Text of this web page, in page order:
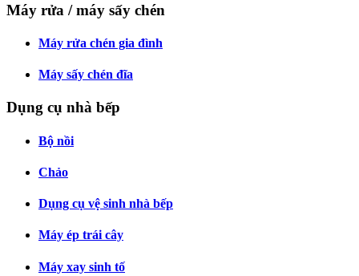
Máy rửa / máy sấy chén
Máy rửa chén gia đình
Máy sấy chén đĩa
Dụng cụ nhà bếp
Bộ nồi
Chảo
Dụng cụ vệ sinh nhà bếp
Máy ép trái cây
Máy xay sinh tố